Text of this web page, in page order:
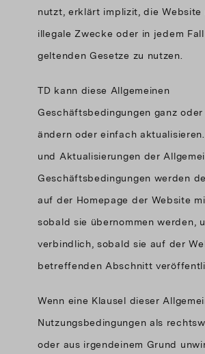
nutzt, erklärt implizit, die
illegale Zwecke oder in jedem
geltenden Gesetze zu nutzen.
TD kann diese Allgemeinen
Geschäftsbedingungen ganz oder
ändern oder einfach
und Aktualisierungen der
Geschäftsbedingungen werden
auf der Homepage der Website
sobald sie übernommen werden,
verbindlich, sobald sie auf der
betreffenden Abschnitt
Wenn eine Klausel dieser
Nutzungsbedingungen als
oder aus irgendeinem Grund